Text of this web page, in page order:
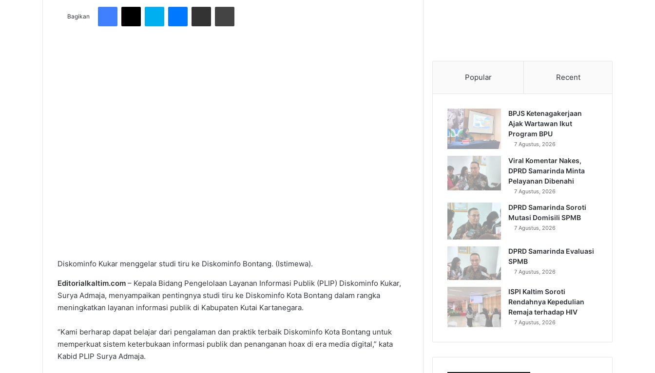
Bagikan
Facebook
X Skype Messenger
Share via Email Cetak
Diskominfo Kukar menggelar studi tiru ke Diskominfo Bontang. (Istimewa).
Editorialkaltim.com – Kepala Bidang Pengelolaan Layanan Informasi Publik (PLIP) Diskominfo Kukar,
Surya Admaja, menyampaikan pentingnya studi tiru ke Diskominfo Kota Bontang dalam rangka
meningkatkan layanan informasi publik di Kabupaten Kutai Kartanegara.
“Kami berharap dapat belajar dari pengalaman dan praktik terbaik Diskominfo Kota Bontang untuk
memperkuat sistem keterbukaan informasi publik dan penanganan hoax di era media digital,” kata
Kabid PLIP Surya Admaja.
Popular Recent
BPJS Ketenagakerjaan
Ajak Wartawan Ikut
Program BPU
7 Agustus, 2026
Viral Komentar Nakes,
DPRD Samarinda Minta
Pelayanan Dibenahi
7 Agustus, 2026
DPRD Samarinda Soroti
Mutasi Domisili SPMB
7 Agustus, 2026
DPRD Samarinda Evaluasi
SPMB
7 Agustus, 2026
ISPI Kaltim Soroti
Rendahnya Kepedulian
Remaja terhadap HIV
7 Agustus, 2026